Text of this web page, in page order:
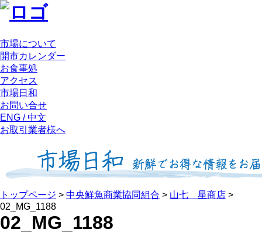
市場について
開市カレンダー
お食事処
アクセス
市場日和
お問い合せ
ENG / 中文
お取引業者様へ
トップページ > 中央鮮魚商業協同組合 > 山七 星商店 >
02_MG_1188
02_MG_1188